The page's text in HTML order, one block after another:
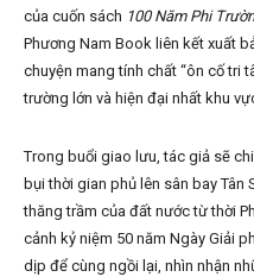
của cuốn sách 100 Năm Phi
Phương Nam Book liên kết xuất
chuyện mang tính chất “ôn cố tri
trường lớn và hiện đại nhất khu
Trong buổi giao lưu, tác giả sẽ
bụi thời gian phủ lên sân bay
thăng trầm của đất nước từ thời
cảnh kỷ niệm 50 năm Ngày Giải
dịp để cùng ngồi lại, nhìn nhận